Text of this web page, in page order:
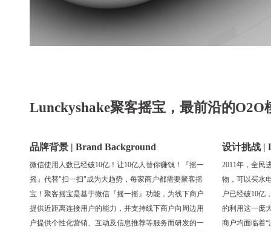
Lunckyshake聚客摇宝，最前沿的O2O
品牌背景 | Brand Background
微信使用人数已经破10亿！让10亿人替你赚钱！『摇一
摇』代替"扫一扫"成为大趋势，每家商户都需要聚客摇
宝！聚客摇宝是基于微信『摇一摇』功能，为线下商户
提供近距离连接用户的能力，并支持线下商户向周边用
户提供个性化营销、互动及信息推荐等服务而研发的一
设计挑战 |
2011年，全民
物，可以买水
户已经破10亿
的利用这一庞
商户均面临着“